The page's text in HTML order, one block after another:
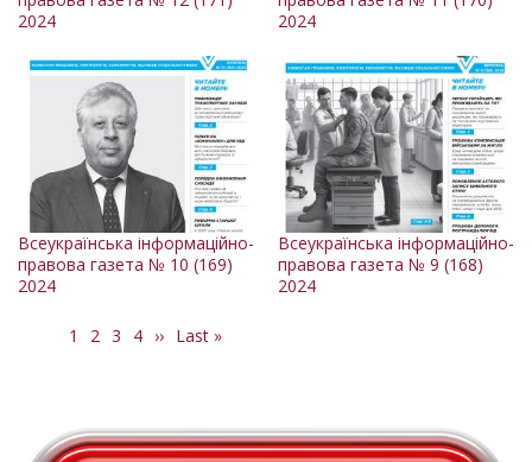
2024
2024
Всеукраїнська інформаційно-
правова газета № 10 (169)
2024
Всеукраїнська інформаційно-
правова газета № 9 (168)
2024
Розбивка
Поточна
1 Сторінка
2 Сторінка
3 Сторінка
4 Наступна
›› Остання
Last »